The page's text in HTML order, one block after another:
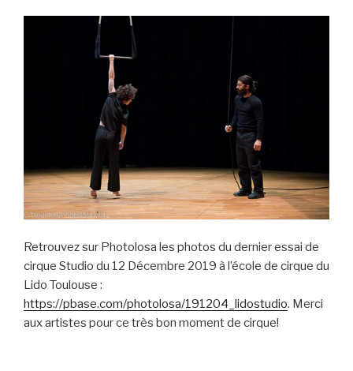
Retrouvez sur Photolosa les photos du dernier essai de
cirque Studio du 12 Décembre 2019 à l’école de cirque du
Lido Toulouse :
https://pbase.com/photolosa/191204_lidostudio. Merci
aux artistes pour ce très bon moment de cirque!